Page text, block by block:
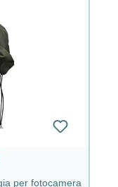
per fotocamera